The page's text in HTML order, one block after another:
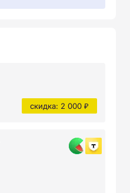
скидка: 2 000 ₽